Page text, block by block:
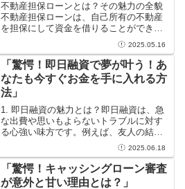
不動産担保ローンとは？その魅力の全貌
不動産担保ローンは、自己所有の不動産
を担保にして資金を借りることができる
素晴らしい金融商品です。その最大の魅
力は、迅速な融資プロセスです。通常の
ローンでは審査や手続きに時間がかかる
ことがありますが、不動産...
2025.05.16
「驚愕！即日融資で夢が叶う！あ
なたも今すぐお金を手に入れる方
法」
1. 即日融資の魅力とは？即日融資は、急
な出費や思いもよらないトラブルに対す
る心強い味方です。例えば、友人の結婚
式が急に決まったり、大切な家電が故障
してしまったりした場合、すぐにお金が
必要になることがあります。このような
状況で即日融資を利用...
2025.06.18
「驚愕！キャッシングローン審査
が意外と甘い理由とは？」